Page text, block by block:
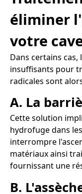
éliminer
votre
Dans certains
insuffisants pour
radicales sont
A. La
Cette solution
hydrofuge dans
interrompre
matériaux ainsi
fournissant une
B.